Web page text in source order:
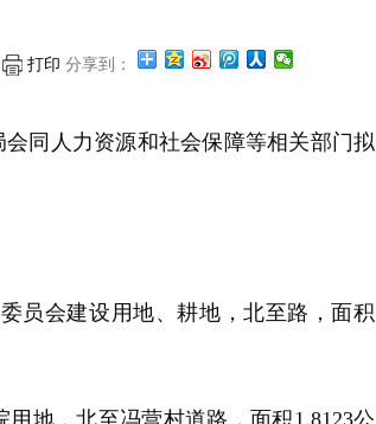
打印 分享到：
同人力资源和社会保障等相关部门拟
会建设用地、耕地，北至路，面积
地，北至冯营村道路，面积1.8123公